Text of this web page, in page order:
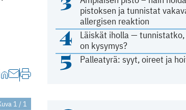
pistoksen ja tunnistat
allergisen reaktion
4
Läiskät iholla —
on kysymys?
5 Palleatyrä: syyt, oireet ja
1 / 1